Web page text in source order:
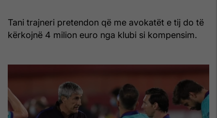
Tani trajneri pretendon që me avokatët e tij do të
kërkojnë 4 milion euro nga klubi si kompensim.